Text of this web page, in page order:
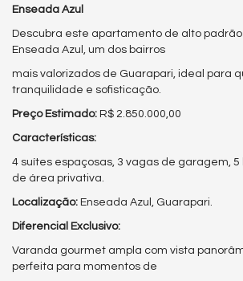
Enseada Azul
Descubra este apartamento de alto
Enseada Azul, um dos bairros
mais valorizados de Guarapari, ideal para
tranquilidade e sofisticação.
Preço Estimado: R$ 2.850.000,00
Características:
4 suítes espaçosas, 3 vagas de garagem, 5
de área privativa.
Localização: Enseada Azul, Guarapari.
Diferencial Exclusivo:
Varanda gourmet ampla com vista
perfeita para momentos de